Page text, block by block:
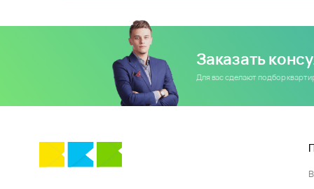
Заказать
Для вас сделают подбор